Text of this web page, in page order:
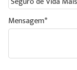
Mensagem